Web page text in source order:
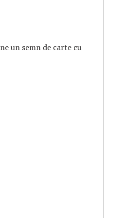
un semn de carte cu